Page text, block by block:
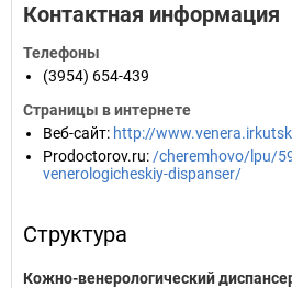
Контактная информация
Телефоны
(3954) 654-439
Страницы в интернете
Веб-сайт: http://
Prodoctorov.ru: /cheremhovo/lpu/
venerologicheskiy-dispanser/
Структура
Кожно-венерологический